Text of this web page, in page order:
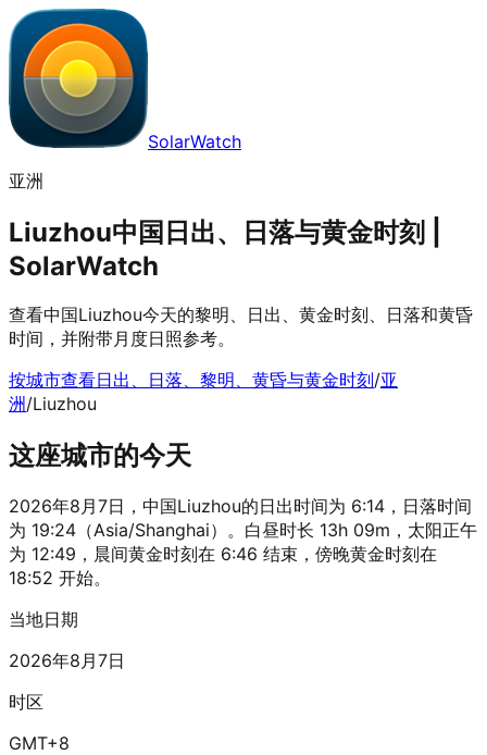
SolarWatch
亚洲
Liuzhou中国日出、日落与黄金时刻 |
SolarWatch
查看中国Liuzhou今天的黎明、日出、黄金时刻、日落和黄昏
时间，并附带月度日照参考。
按城市查看日出、日落、黎明、黄昏与黄金时刻/亚
洲/Liuzhou
这座城市的今天
2026年8月7日，中国Liuzhou的日出时间为 6:14，日落时间
为 19:24（Asia/Shanghai）。白昼时长 13h 09m，太阳正午
为 12:49，晨间黄金时刻在 6:46 结束，傍晚黄金时刻在
18:52 开始。
当地日期
2026年8月7日
时区
GMT+8